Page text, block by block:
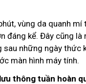
vùng da quanh
đáng kể. Đây cũng
sau những ngày thức
màn hình máy tính.
thông tuần hoàn